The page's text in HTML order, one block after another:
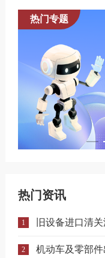
热门专题
热门资讯
1 旧设备进口清
2